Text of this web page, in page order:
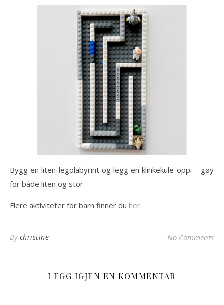
Bygg en liten legolabyrint og legg en klinkekule oppi – gøy
for både liten og stor.
Flere aktiviteter for barn finner du her.
By christine No Comments
LEGG IGJEN EN KOMMENTAR